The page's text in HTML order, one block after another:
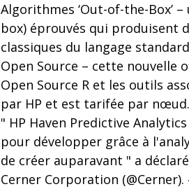
Algorithmes ‘Out-of-the-Box’
box) éprouvés qui produisent
classiques du langage
Open Source – cette
Open Source R et les outils
par HP et est tarifée par nœud.
" HP Haven Predictive
pour développer grâce à
de créer auparavant " a
Cerner Corporation